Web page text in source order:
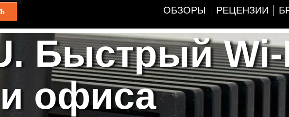
ОБЗОРЫ РЕЦЕНЗИИ
Быстрый
офиса